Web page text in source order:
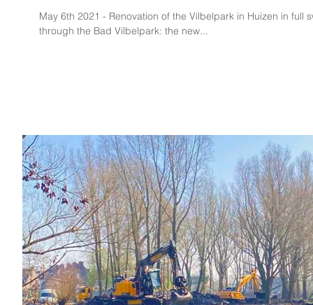
May 6th 2021 - Renovation of the Vilbelpark in Huizen in full
through the Bad Vilbelpark: the new...